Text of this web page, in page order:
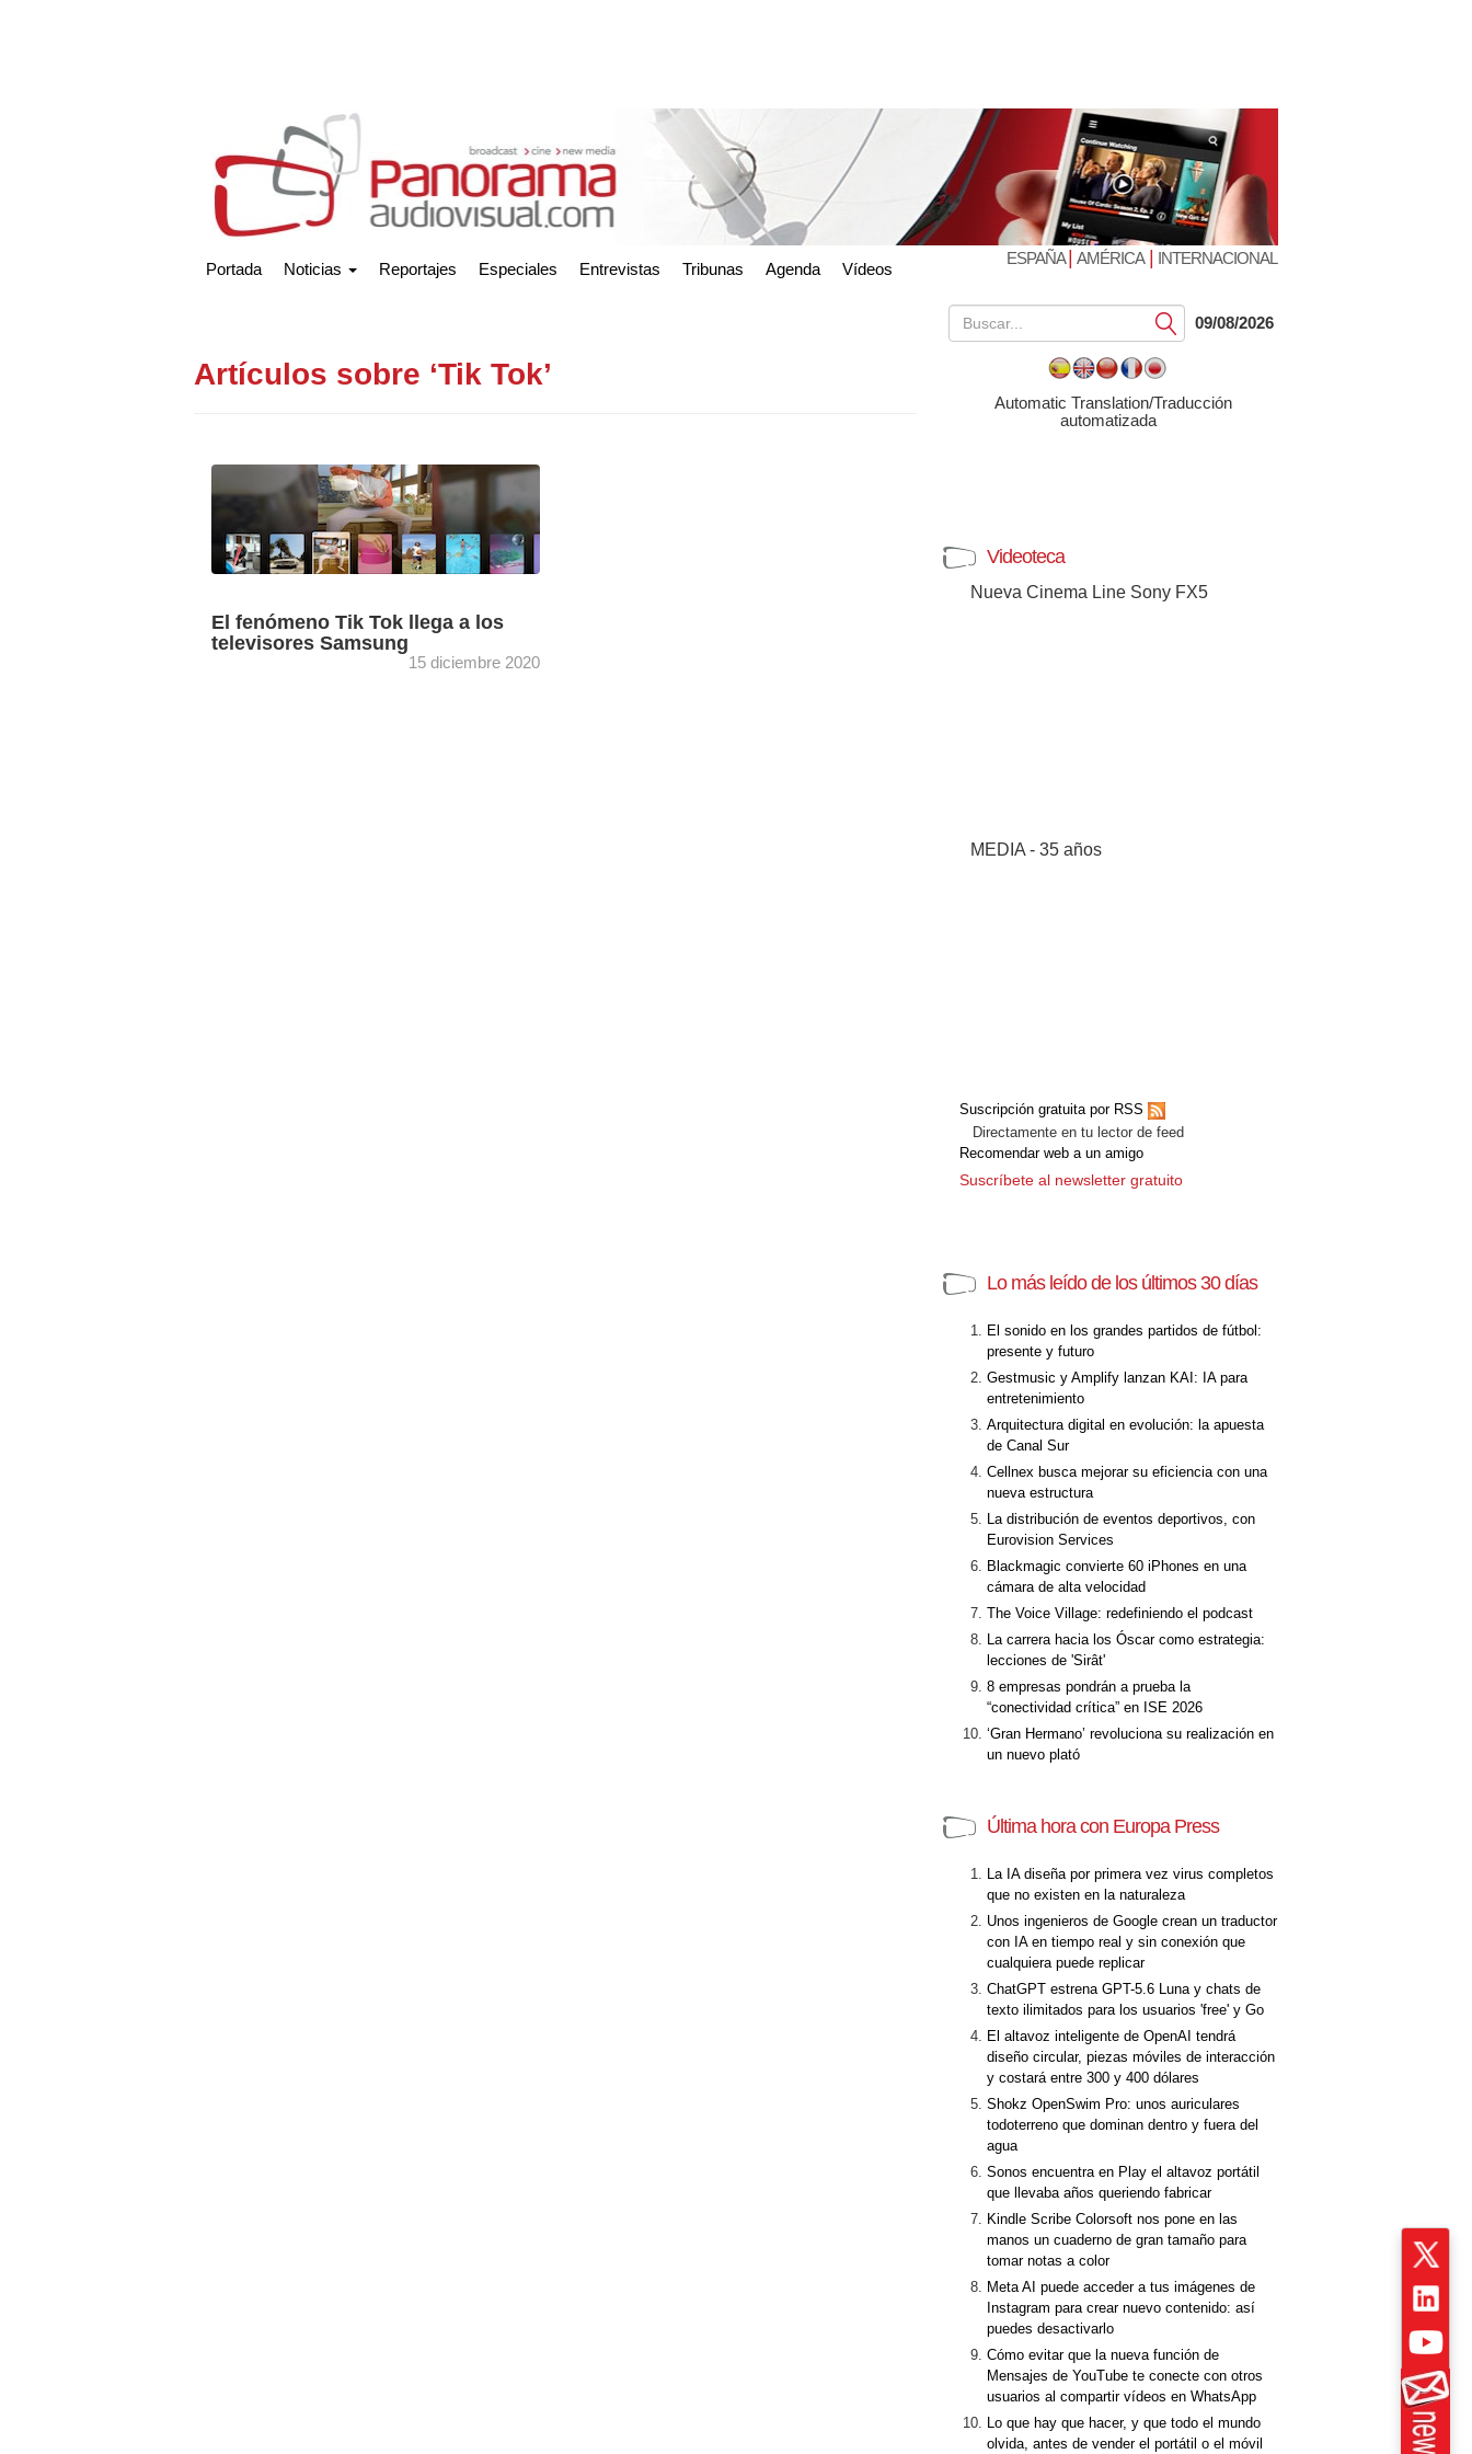
Portada Noticias Reportajes Especiales Entrevistas Tribunas Agenda Vídeos
ESPAÑA| AMÉRICA| INTERNACIONAL
Artículos sobre ‘Tik Tok’
El fenómeno Tik Tok llega a los
televisores Samsung
15 diciembre 2020
Submit09/08/2026
Automatic Translation/Traducción
automatizada
Videoteca
Nueva Cinema Line Sony FX5
MEDIA - 35 años
Suscripción gratuita por RSS
Directamente en tu lector de feed
Recomendar web a un amigo
Suscríbete al newsletter gratuito
Lo más leído de los últimos 30 días
El sonido en los grandes partidos de fútbol:
presente y futuro
Gestmusic y Amplify lanzan KAI: IA para
entretenimiento
Arquitectura digital en evolución: la apuesta
de Canal Sur
Cellnex busca mejorar su eficiencia con una
nueva estructura
La distribución de eventos deportivos, con
Eurovision Services
Blackmagic convierte 60 iPhones en una
cámara de alta velocidad
The Voice Village: redefiniendo el podcast
La carrera hacia los Óscar como estrategia:
lecciones de 'Sirât'
8 empresas pondrán a prueba la
“conectividad crítica” en ISE 2026
‘Gran Hermano’ revoluciona su realización en
un nuevo plató
Última hora con Europa Press
La IA diseña por primera vez virus completos
que no existen en la naturaleza
Unos ingenieros de Google crean un traductor
con IA en tiempo real y sin conexión que
cualquiera puede replicar
ChatGPT estrena GPT-5.6 Luna y chats de
texto ilimitados para los usuarios 'free' y Go
El altavoz inteligente de OpenAI tendrá
diseño circular, piezas móviles de interacción
y costará entre 300 y 400 dólares
Shokz OpenSwim Pro: unos auriculares
todoterreno que dominan dentro y fuera del
agua
Sonos encuentra en Play el altavoz portátil
que llevaba años queriendo fabricar
Kindle Scribe Colorsoft nos pone en las
manos un cuaderno de gran tamaño para
tomar notas a color
Meta AI puede acceder a tus imágenes de
Instagram para crear nuevo contenido: así
puedes desactivarlo
Cómo evitar que la nueva función de
Mensajes de YouTube te conecte con otros
usuarios al compartir vídeos en WhatsApp
Lo que hay que hacer, y que todo el mundo
olvida, antes de vender el portátil o el móvil